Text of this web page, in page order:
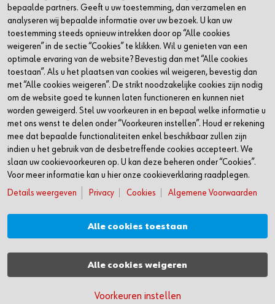
Linkedin
Facebook
Youtube
Instagram
CONTACT
Würth Belux nv
Everdongenlaan 29 (4253)
2300 Turnhout
België
+32 (0)14 44 55 66
© Würth Belux nv
Algemene voorwaarden Cookies
bepaalde partners. Geeft u uw toestemming, dan verzamelen en
analyseren wij bepaalde informatie over uw bezoek. U kan uw
toestemming steeds opnieuw intrekken door op “Alle cookies
weigeren” in de sectie “Cookies” te klikken. Wil u genieten van een
optimale ervaring van de website? Bevestig dan met “Alle cookies
toestaan”. Als u het plaatsen van cookies wil weigeren, bevestig dan
met “Alle cookies weigeren”. De strikt noodzakelijke cookies zijn nodig
om de website goed te kunnen laten functioneren en kunnen niet
worden geweigerd. Stel uw voorkeuren in en bepaal welke informatie u
met ons wenst te delen onder “Voorkeuren instellen”. Houd er rekening
mee dat bepaalde functionaliteiten enkel beschikbaar zullen zijn
indien u het gebruik van de desbetreffende cookies accepteert. We
slaan uw cookievoorkeuren op. U kan deze beheren onder “Cookies”.
Voor meer informatie kan u hier onze cookieverklaring raadplegen.
Details weergeven
Privacy Cookies Algemene Voorwaarden
Alle cookies toestaan
Alle cookies weigeren
Voorkeuren instellen